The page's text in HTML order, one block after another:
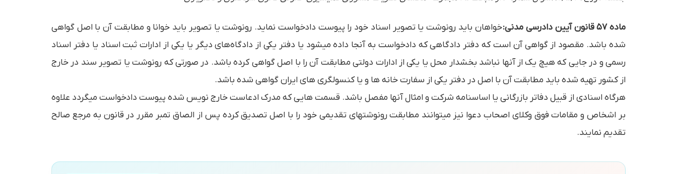
ماده ۵۷ قانون آیین دادرسی مدنی:
خواهان باید رونوشت یا تصویر اسناد خود را پیوست دادخواست نماید. رونوشت یا تصویر باید خوانا و مطابقت آن با اصل گواهی
شده باشد. مقصود از گواهی آن است که دفتر دادگاهی که دادخواست به آنجا داده میشود یا دفتر یکی از دادگاه‌های دیگر یا یکی از ادارات ثبت اسناد یا دفتر اسناد
رسمی و در جایی که هیچ یک از آنها نباشد بخشدار محل یا یکی از ادارات دولتی مطابقت آن را با اصل گواهی کرده باشد. در صورتی که رونوشت یا تصویر سند در خارج
از کشور تهیه شده باید مطابقت آن با اصل در دفتر یکی از سفارت خانه ها و یا کنسولگری های ایران گواهی شده باشد.
هرگاه اسنادی از قبیل دفاتر بازرگانی یا اساسنامه شرکت و امثال آنها مفصل باشد. قسمت هایی که مدرک ادعاست خارج نویس شده پیوست دادخواست میگردد علاوه
بر اشخاص و مقامات فوق وکلای اصحاب دعوا نیز میتوانند مطابقت رونوشتهای تقدیمی خود را با اصل تصدیق کرده پس از الصاق تمبر مقرر در قانون به مرجع صالح
تقدیم نمایند.